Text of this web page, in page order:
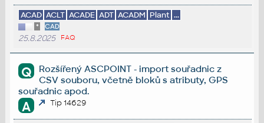
ACAD ACLT ACADE ADT ACADM Plant ...
* CAD
25.8.2025 FAQ
Q
Rozšířený ASCPOINT - import souřadnic z
CSV souboru, včetně bloků s atributy, GPS
souřadnic apod.
A Tip 14629